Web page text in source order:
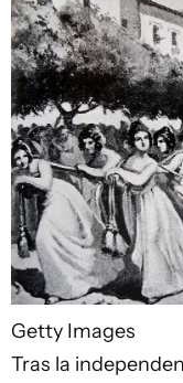
Getty Images
Tras la